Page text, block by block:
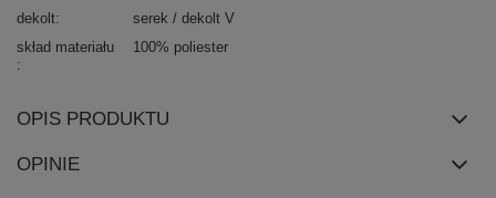
dekolt
serek / dekolt V
skład materiału
100% poliester
OPIS PRODUKTU
OPINIE